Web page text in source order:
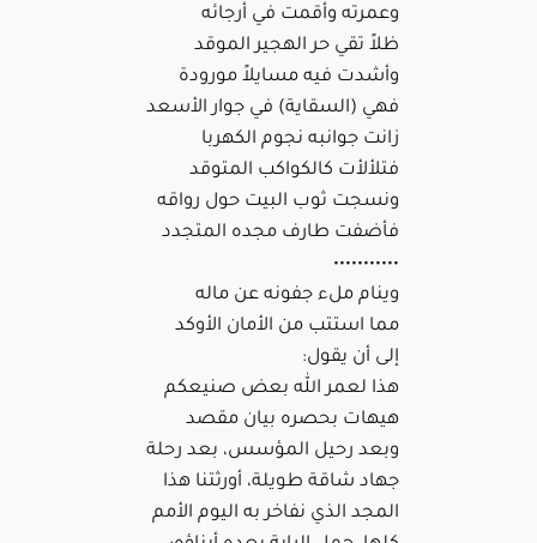
وعمرته وأقمت في أرجائه
ظلاً تقي حر الهجير الموقد
وأشدت فيه مسايلاً مورودة
فهي (السقاية) في جوار الأسعد
زانت جوانبه نجوم الكهربا
فتلألأت كالكواكب المتوقد
ونسجت ثوب البيت حول رواقه
فأضفت طارف مجده المتجدد
•••••••••••
وينام ملء جفونه عن ماله
مما استتب من الأمان الأوكد
إلى أن يقول:
هذا لعمر الله بعض صنيعكم
هيهات بحصره بيان مقصد
وبعد رحيل المؤسس، بعد رحلة
جهاد شاقة طويلة، أورثتنا هذا
المجد الذي نفاخر به اليوم الأمم